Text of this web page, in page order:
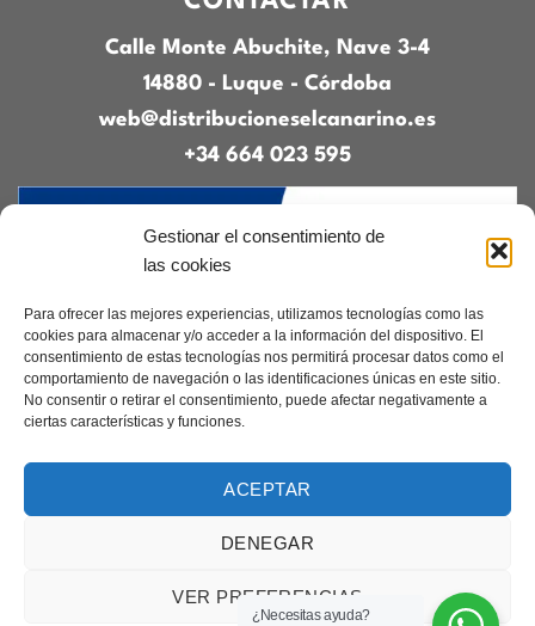
Gestionar el consentimiento de
las cookies
Para ofrecer las mejores experiencias, utilizamos tecnologías como las
cookies para almacenar y/o acceder a la información del dispositivo. El
consentimiento de estas tecnologías nos permitirá procesar datos como el
comportamiento de navegación o las identificaciones únicas en este sitio.
No consentir o retirar el consentimiento, puede afectar negativamente a
ciertas características y funciones.
ACEPTAR
DENEGAR
VER PREFERENCIAS
Calle Monte Abuchite, Nave 3-4
14880 - Luque - Córdoba
web@distribucioneselcanarino.es
+34 664 023 595
Contacto|Incidencias|Devoluciones|
Condiciones generales
Diseñado porCreacionesDigitales.es
Elcanarino.com pertenece al grupo Distribuciones el
Canarino SL
¿Necesitas ayuda?